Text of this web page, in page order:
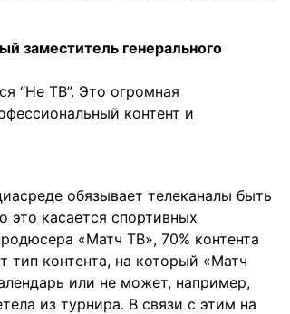
заместитель генерального
“Не ТВ”. Это огромная
контент и
обязывает телеканалы быть
это касается спортивных
«Матч ТВ», 70% контента
тип контента, на который «Матч
или не может, например,
из турнира. В связи с этим на